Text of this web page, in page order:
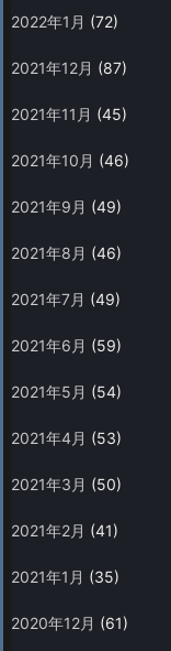
2022年1月 (72)
2021年12月 (87)
2021年11月 (45)
2021年10月 (46)
2021年9月 (49)
2021年8月 (46)
2021年7月 (49)
2021年6月 (59)
2021年5月 (54)
2021年4月 (53)
2021年3月 (50)
2021年2月 (41)
2021年1月 (35)
2020年12月 (61)